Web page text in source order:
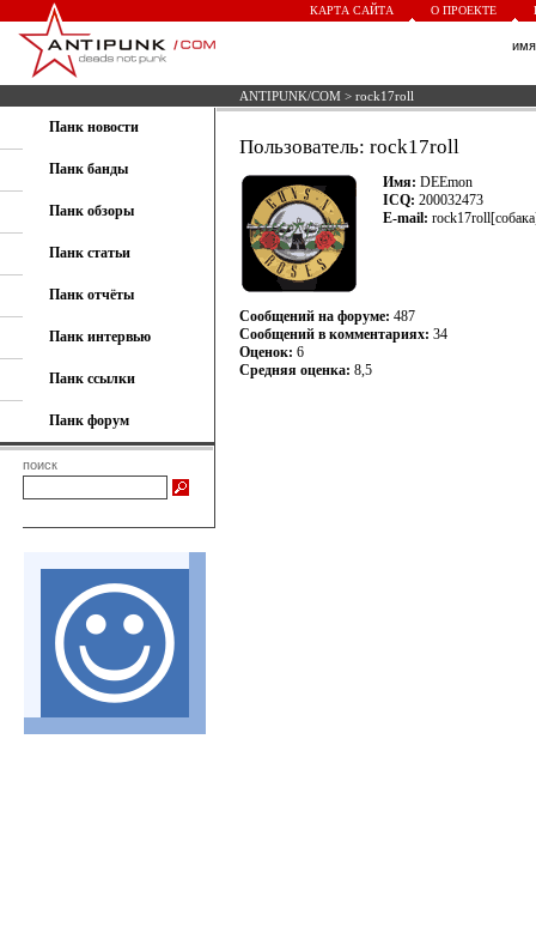
КАРТА САЙТА О ПРОЕКТЕ
ANTIPUNK/COM > rock17roll
Панк новости
Панк банды
Панк обзоры
Панк статьи
Панк отчёты
Панк интервью
Панк ссылки
Панк форум
поиск
Пользователь: rock17roll
Имя: DEEmon
ICQ: 200032473
E-mail:
Сообщений на форуме: 487
Сообщений в комментариях: 34
Оценок: 6
Средняя оценка: 8,5